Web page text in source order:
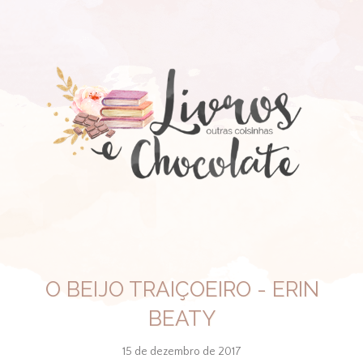
O BEIJO TRAIÇOEIRO - ERIN
BEATY
15 de dezembro de 2017